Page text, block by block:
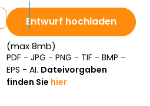
Entwurf hochladen
(max 8mb)
PDF - JPG - PNG - TIF - BMP -
EPS - AI. Dateivorgaben
finden Sie hier